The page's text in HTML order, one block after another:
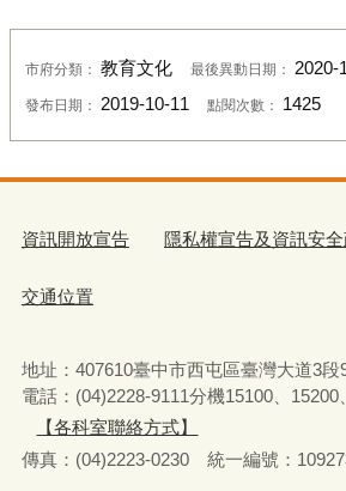
市府分類： 教育文化 最後異動日期： 2020-
發布日期： 2019-10-11 點閱次數： 1425
資訊開放宣告 隱私權宣告及資訊安
交通位置
地址：407610臺中市西屯區臺灣大道3段
電話：(04)2228-9111分機15100、
【各科室聯絡方式】
傳真：(04)2223-0230 統一編號 ：
服務時間